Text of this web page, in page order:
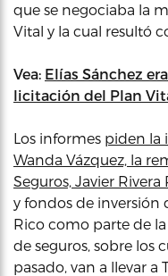
que se negociaba la
Vital y la cual resultó
Vea: Elías Sánchez
licitación del Plan
Los informes piden la
Wanda Vázquez, la
Seguros, Javier Rivera
y fondos de inversión
Rico como parte de
de seguros, sobre los
pasado, van a llevar